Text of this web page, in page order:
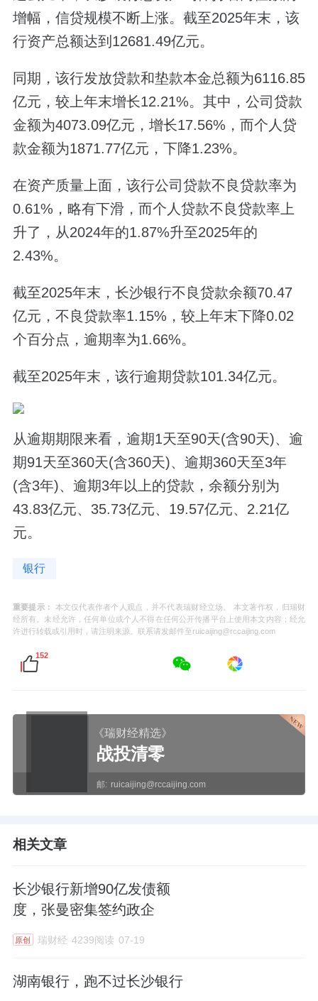
增幅，信贷规模不断上涨。截至2025年末，该
行资产总额达到12681.49亿元。
同期，该行发放贷款和垫款本金总额为6116.85
亿元，较上年末增长12.21%。其中，公司贷款
金额为4073.09亿元，增长17.56%，而个人贷
款金额为1871.77亿元，下降1.23%。
在资产质量上面，该行公司贷款不良贷款率为
0.61%，略有下滑，而个人贷款不良贷款率上
升了，从2024年的1.87%升至2025年的
2.43%。
截至2025年末，长沙银行不良贷款余额70.47
亿元，不良贷款率1.15%，较上年末下降0.02
个百分点，逾期率为1.66%。
截至2025年末，该行逾期贷款101.34亿元。
从逾期期限来看，逾期1天至90天(含90天)、逾
期91天至360天(含360天)、逾期360天至3年
(含3年)、逾期3年以上的贷款，余额分别为
43.83亿元、35.73亿元、19.57亿元、2.21亿
元。
银行
重要提示：
本文仅代表作者个人观点，并不代表瑞财经立场。 本文著作权，归瑞财
经所有。未经允许，任何单位或个人不得在任何公开传播平台上使用本文内容；经允
许进行转载或引用时，请注明来源。联系请发邮件至ruicaijing@rccaijing.com
152
《瑞财经精选》
战投清零
邮: ruicaijing@rccaijing.com
相关文章
长沙银行新增90亿发债额
度，张曼密集签约政企
原创 瑞财经 4239阅读 07-19
湖南银行，跑不过长沙银行